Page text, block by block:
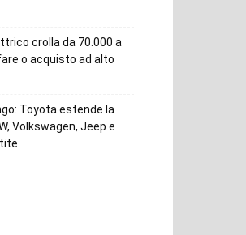
crolla da 70.000 a
o acquisto ad alto
Toyota estende la
Volkswagen, Jeep e